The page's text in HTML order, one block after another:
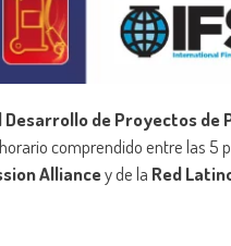
Desarrollo de Proyectos de
comprendido entre las 5
Alliancey de la Red